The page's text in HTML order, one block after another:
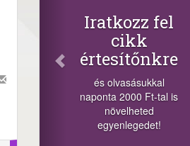
Iratkozz fel
cikk
értesítőnkre
és olvasásukkal
naponta 2000 Ft-tal is
növelheted
egyenlegedet!